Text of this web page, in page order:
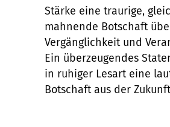
Stärke eine traurige,
mahnende Botschaft
Vergänglichkeit und
Ein überzeugendes
in ruhiger Lesart eine
Botschaft aus der